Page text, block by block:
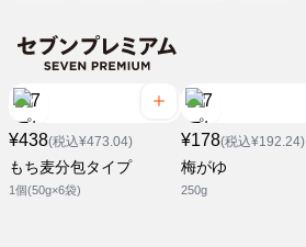
¥438(税込¥473.04)
もち麦分包タイプ
1個(50g×6袋)
¥178(税込¥192.24)
梅がゆ
250g